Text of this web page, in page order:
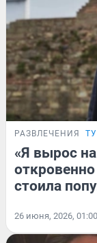
РАЗВЛЕЧЕНИЯ
«Я вырос
стоила
26 июня, 2026, 01:00